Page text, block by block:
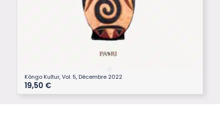
Kôngo Kultur, Vol. 5, Décembre 2022
19,50 €